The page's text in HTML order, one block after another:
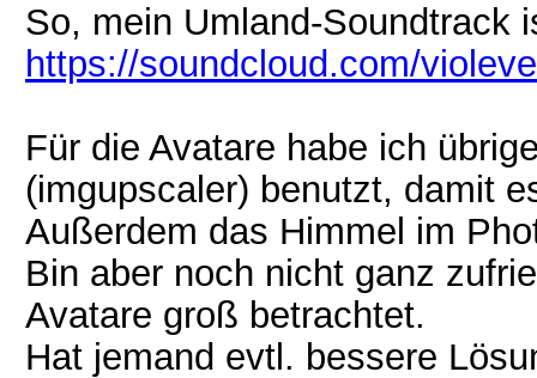
So, mein Umland-Soundtrack
https://soundcloud.com/
Für die Avatare habe ich
(imgupscaler) benutzt, damit
Außerdem das Himmel im
Bin aber noch nicht ganz
Avatare groß betrachtet.
Hat jemand evtl. bessere